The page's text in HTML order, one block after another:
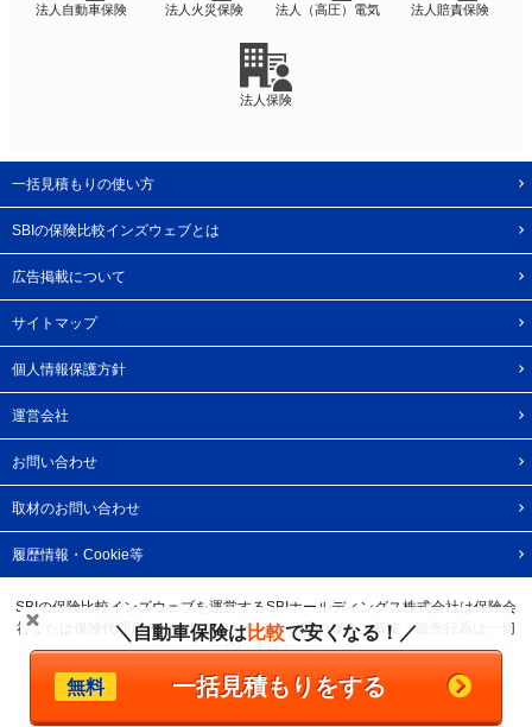
法人自動車保険 法人火災保険 法人（高圧）電気 法人賠責保険
法人保険
一括見積もりの使い方
SBIの保険比較インズウェブとは
広告掲載について
サイトマップ
個人情報保護方針
運営会社
お問い合わせ
取材のお問い合わせ
履歴情報・Cookie等
SBIの保険比較インズウェブを運営するSBIホールディングス株式会社は保険会
社または保険代理店ではありませんので、保険の媒介・募集・販売行為は一切
行いません。
＼自動車保険は比較で安くなる！／
無料 一括見積もりをする